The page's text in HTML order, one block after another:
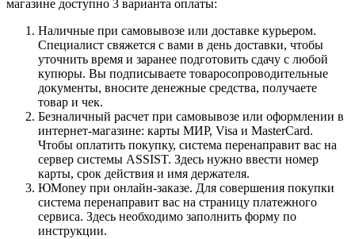
магазине доступно 3 варианта оплаты:
Наличные при самовывозе или доставке курьером.
Специалист свяжется с вами в день доставки, чтобы
уточнить время и заранее подготовить сдачу с любой
купюры. Вы подписываете товаросопроводительные
документы, вносите денежные средства, получаете
товар и чек.
Безналичный расчет при самовывозе или оформлении в
интернет-магазине: карты МИР, Visa и MasterCard.
Чтобы оплатить покупку, система перенаправит вас на
сервер системы ASSIST. Здесь нужно ввести номер
карты, срок действия и имя держателя.
ЮMoney при онлайн-заказе. Для совершения покупки
система перенаправит вас на страницу платежного
сервиса. Здесь необходимо заполнить форму по
инструкции.